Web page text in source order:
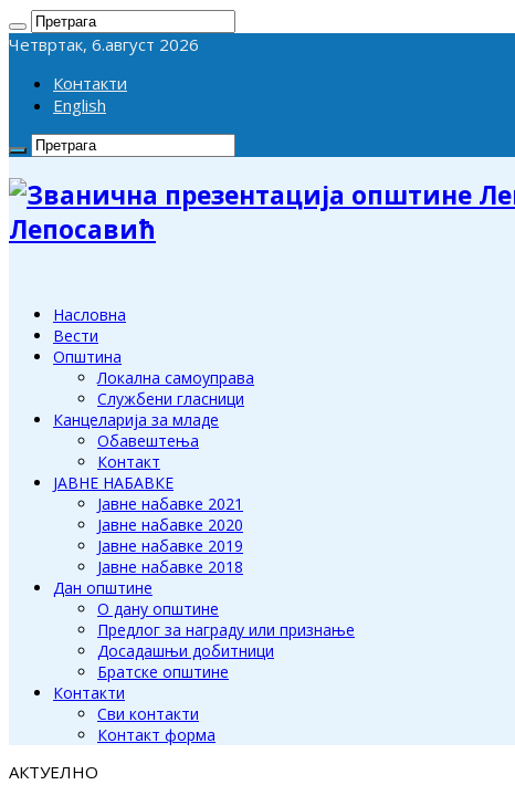
Четвртак, 6.август 2026
Контакти
English
Лепосавић
Насловна
Вести
Општина
Локална самоуправа
Службени гласници
Канцеларија за младе
Обавештења
Контакт
ЈАВНЕ НАБАВКЕ
Јавне набавке 2021
Јавне набавке 2020
Јавне набавке 2019
Јавне набавке 2018
Дан општине
О дану општине
Предлог за награду или признање
Досадашњи добитници
Братске општине
Контакти
Сви контакти
Контакт форма
АКТУЕЛНО